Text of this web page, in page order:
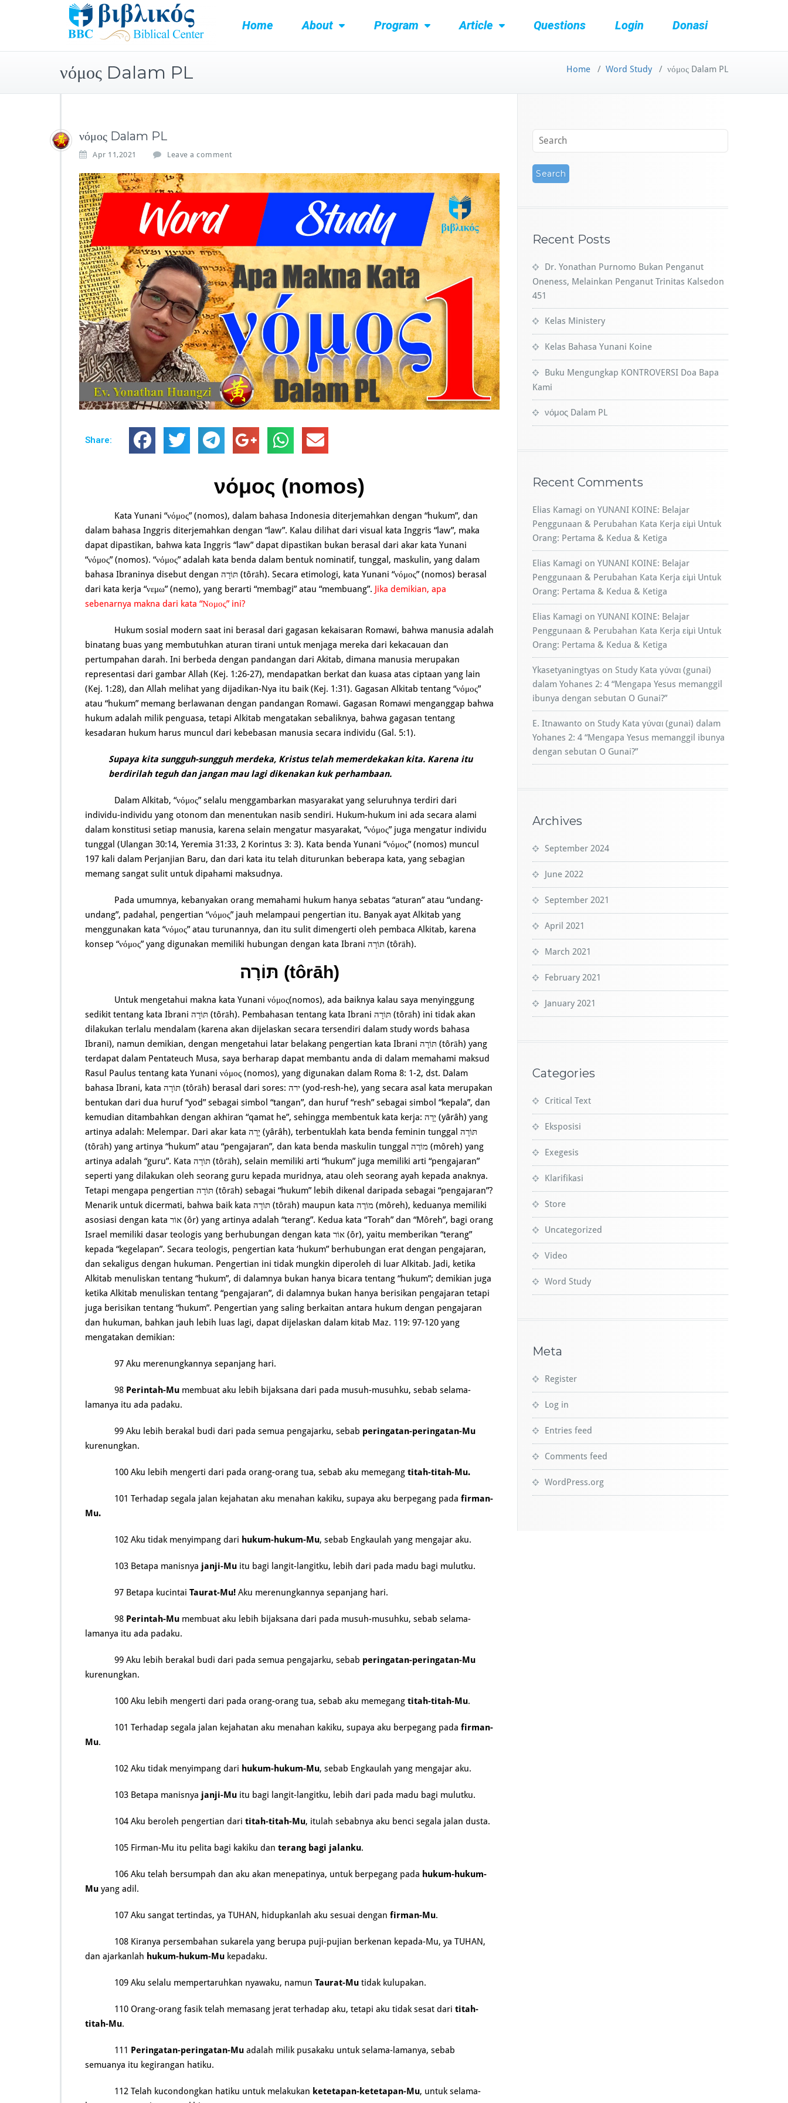
Home About Program Article Questions Login Donasi
νόμος Dalam PL​ Home / Word Study / νόμος Dalam PL​
νόμος Dalam PL​
Apr 11,2021 Leave a comment
Share:
νόμος (nomos)
Kata Yunani “νόμος” (nomos), dalam bahasa Indonesia diterjemahkan dengan “hukum”, dan
dalam bahasa Inggris diterjemahkan dengan “law”. Kalau dilihat dari visual kata Inggris “law”, maka
dapat dipastikan, bahwa kata Inggris “law” dapat dipastikan bukan berasal dari akar kata Yunani
“νόμος” (nomos). “νόμος” adalah kata benda dalam bentuk nominatif, tunggal, maskulin, yang dalam
bahasa Ibraninya disebut dengan תּוֹרָה‬ (tôrāh). Secara etimologi, kata Yunani “νόμος” (nomos) berasal
dari kata kerja “νεμω” (nemo), yang berarti “membagi” atau “membuang”. Jika demikian, apa
sebenarnya makna dari kata “Νομος” ini?
Hukum sosial modern saat ini berasal dari gagasan kekaisaran Romawi, bahwa manusia adalah
binatang buas yang membutuhkan aturan tirani untuk menjaga mereka dari kekacauan dan
pertumpahan darah. Ini berbeda dengan pandangan dari Akitab, dimana manusia merupakan
representasi dari gambar Allah (Kej. 1:26-27), mendapatkan berkat dan kuasa atas ciptaan yang lain
(Kej. 1:28), dan Allah melihat yang dijadikan-Nya itu baik (Kej. 1:31). Gagasan Alkitab tentang “νόμος”
atau “hukum” memang berlawanan dengan pandangan Romawi. Gagasan Romawi menganggap bahwa
hukum adalah milik penguasa, tetapi Alkitab mengatakan sebaliknya, bahwa gagasan tentang
kesadaran hukum harus muncul dari kebebasan manusia secara individu (Gal. 5:1).
Supaya kita sungguh-sungguh merdeka, Kristus telah memerdekakan kita. Karena itu
berdirilah teguh dan jangan mau lagi dikenakan kuk perhambaan.
Dalam Alkitab, “νόμος” selalu menggambarkan masyarakat yang seluruhnya terdiri dari
individu-individu yang otonom dan menentukan nasib sendiri. Hukum-hukum ini ada secara alami
dalam konstitusi setiap manusia, karena selain mengatur masyarakat, “νόμος” juga mengatur individu
tunggal (Ulangan 30:14, Yeremia 31:33, 2 Korintus 3: 3). Kata benda Yunani “νόμος” (nomos) muncul
197 kali dalam Perjanjian Baru, dan dari kata itu telah diturunkan beberapa kata, yang sebagian
memang sangat sulit untuk dipahami maksudnya.
Pada umumnya, kebanyakan orang memahami hukum hanya sebatas “aturan” atau “undang-
undang”, padahal, pengertian “νόμος” jauh melampaui pengertian itu. Banyak ayat Alkitab yang
menggunakan kata “νόμος” atau turunannya, dan itu sulit dimengerti oleh pembaca Alkitab, karena
konsep “νόμος” yang digunakan memiliki hubungan dengan kata Ibrani תּוֹרָה‬ (tôrāh).
תּוֹרָה‬ (tôrāh)
Untuk mengetahui makna kata Yunani νόμος(nomos), ada baiknya kalau saya menyinggung
sedikit tentang kata Ibrani תּוֹרָה (tôrāh). Pembahasan tentang kata Ibrani תּוֹרָה (tôrāh) ini tidak akan
dilakukan terlalu mendalam (karena akan dijelaskan secara tersendiri dalam study words bahasa
Ibrani), namun demikian, dengan mengetahui latar belakang pengertian kata Ibrani תּוֹרָה (tôrāh) yang
terdapat dalam Pentateuch Musa, saya berharap dapat membantu anda di dalam memahami maksud
Rasul Paulus tentang kata Yunani νόμος (nomos), yang digunakan dalam Roma 8: 1-2, dst. Dalam
bahasa Ibrani, kata תּוֹרָה (tôrāh) berasal dari sores: ירה (yod-resh-he), yang secara asal kata merupakan
bentukan dari dua huruf “yod” sebagai simbol “tangan”, dan huruf “resh” sebagai simbol “kepala”, dan
kemudian ditambahkan dengan akhiran “qamat he”, sehingga membentuk kata kerja: יָרָה (yârâh) yang
artinya adalah: Melempar. Dari akar kata יָרָה (yârâh), terbentuklah kata benda feminin tunggal תּוֹרָה
(tôrāh) yang artinya “hukum” atau “pengajaran”, dan kata benda maskulin tunggal מוֹרֶה (môreh) yang
artinya adalah “guru”. Kata תּוֹרָה (tôrāh), selain memiliki arti “hukum” juga memiliki arti “pengajaran”
seperti yang dilakukan oleh seorang guru kepada muridnya, atau oleh seorang ayah kepada anaknya.
Tetapi mengapa pengertian תּוֹרָה (tôrāh) sebagai “hukum” lebih dikenal daripada sebagai “pengajaran”?
Menarik untuk dicermati, bahwa baik kata תּוֹרָה (tôrāh) maupun kata מוֹרֶה (môreh), keduanya memiliki
asosiasi dengan kata אוֹר (ôr) yang artinya adalah “terang”. Kedua kata “Torah” dan “Môreh”, bagi orang
Israel memiliki dasar teologis yang berhubungan dengan kata אוֹר (ôr), yaitu memberikan “terang”
kepada “kegelapan”. Secara teologis, pengertian kata ‘hukum” berhubungan erat dengan pengajaran,
dan sekaligus dengan hukuman. Pengertian ini tidak mungkin diperoleh di luar Alkitab. Jadi, ketika
Alkitab menuliskan tentang “hukum”, di dalamnya bukan hanya bicara tentang “hukum”; demikian juga
ketika Alkitab menuliskan tentang “pengajaran”, di dalamnya bukan hanya berisikan pengajaran tetapi
juga berisikan tentang “hukum”. Pengertian yang saling berkaitan antara hukum dengan pengajaran
dan hukuman, bahkan jauh lebih luas lagi, dapat dijelaskan dalam kitab Maz. 119: 97-120 yang
mengatakan demikian:
97 Aku merenungkannya sepanjang hari.
98 Perintah-Mu membuat aku lebih bijaksana dari pada musuh-musuhku, sebab selama-
lamanya itu ada padaku.
99 Aku lebih berakal budi dari pada semua pengajarku, sebab peringatan-peringatan-Mu
kurenungkan.
100 Aku lebih mengerti dari pada orang-orang tua, sebab aku memegang titah-titah-Mu.
101 Terhadap segala jalan kejahatan aku menahan kakiku, supaya aku berpegang pada firman-
Mu.
102 Aku tidak menyimpang dari hukum-hukum-Mu, sebab Engkaulah yang mengajar aku.
103 Betapa manisnya janji-Mu itu bagi langit-langitku, lebih dari pada madu bagi mulutku.
97 Betapa kucintai Taurat-Mu! Aku merenungkannya sepanjang hari.
98 Perintah-Mu membuat aku lebih bijaksana dari pada musuh-musuhku, sebab selama-
lamanya itu ada padaku.
99 Aku lebih berakal budi dari pada semua pengajarku, sebab peringatan-peringatan-Mu
kurenungkan.
100 Aku lebih mengerti dari pada orang-orang tua, sebab aku memegang titah-titah-Mu.
101 Terhadap segala jalan kejahatan aku menahan kakiku, supaya aku berpegang pada firman-
Mu.
102 Aku tidak menyimpang dari hukum-hukum-Mu, sebab Engkaulah yang mengajar aku.
103 Betapa manisnya janji-Mu itu bagi langit-langitku, lebih dari pada madu bagi mulutku.
104 Aku beroleh pengertian dari titah-titah-Mu, itulah sebabnya aku benci segala jalan dusta.
105 Firman-Mu itu pelita bagi kakiku dan terang bagi jalanku.
106 Aku telah bersumpah dan aku akan menepatinya, untuk berpegang pada hukum-hukum-
Mu yang adil.
107 Aku sangat tertindas, ya TUHAN, hidupkanlah aku sesuai dengan firman-Mu.
108 Kiranya persembahan sukarela yang berupa puji-pujian berkenan kepada-Mu, ya TUHAN,
dan ajarkanlah hukum-hukum-Mu kepadaku.
109 Aku selalu mempertaruhkan nyawaku, namun Taurat-Mu tidak kulupakan.
110 Orang-orang fasik telah memasang jerat terhadap aku, tetapi aku tidak sesat dari titah-
titah-Mu.
111 Peringatan-peringatan-Mu adalah milik pusakaku untuk selama-lamanya, sebab
semuanya itu kegirangan hatiku.
112 Telah kucondongkan hatiku untuk melakukan ketetapan-ketetapan-Mu, untuk selama-
Recent Posts
Dr. Yonathan Purnomo Bukan Penganut
Oneness, Melainkan Penganut Trinitas Kalsedon
451
Kelas Ministery
Kelas Bahasa Yunani Koine
Buku Mengungkap KONTROVERSI Doa Bapa
Kami
νόμος Dalam PL​
Recent Comments
Elias Kamagi on YUNANI KOINE: Belajar
Penggunaan & Perubahan Kata Kerja εἰμὶ Untuk
Orang: Pertama & Kedua & Ketiga
Elias Kamagi on YUNANI KOINE: Belajar
Penggunaan & Perubahan Kata Kerja εἰμὶ Untuk
Orang: Pertama & Kedua & Ketiga
Elias Kamagi on YUNANI KOINE: Belajar
Penggunaan & Perubahan Kata Kerja εἰμὶ Untuk
Orang: Pertama & Kedua & Ketiga
Ykasetyaningtyas on Study Kata γύναι (gunai)
dalam Yohanes 2: 4 “Mengapa Yesus memanggil
ibunya dengan sebutan O Gunai?”
E. Itnawanto on Study Kata γύναι (gunai) dalam
Yohanes 2: 4 “Mengapa Yesus memanggil ibunya
dengan sebutan O Gunai?”
Archives
September 2024
June 2022
September 2021
April 2021
March 2021
February 2021
January 2021
Categories
Critical Text
Eksposisi
Exegesis
Klarifikasi
Store
Uncategorized
Video
Word Study
Meta
Register
Log in
Entries feed
Comments feed
WordPress.org